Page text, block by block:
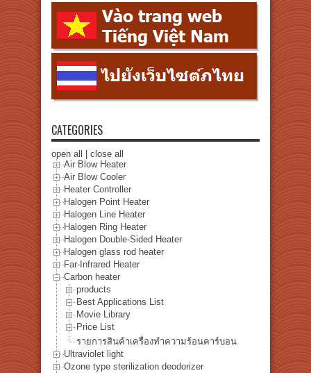
CATEGORIES
open all
close all
Air Blow Heater
Air Blow Cooler
Heater Controller
Halogen Point Heater
Halogen Line Heater
Halogen Ring Heater
Halogen Double-Sided Heater
Halogen glass rod heater
Far-Infrared Heater
Carbon heater
products
Best Applications List
Movie Library
Price List
รายการสินค้าเครื่องทำความร้อนคาร์บอน
Ultraviolet light
Ozone type sterilization deodorizer